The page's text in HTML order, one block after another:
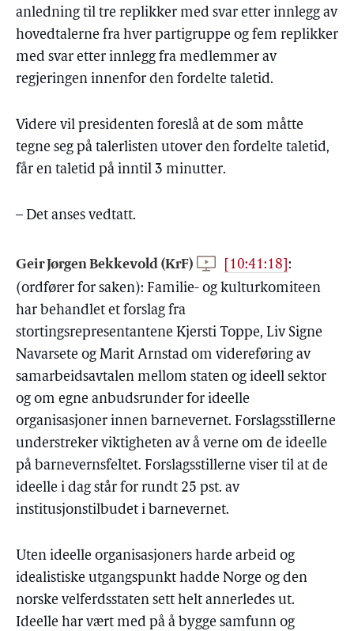
anledning til tre replikker med svar etter innlegg av
hovedtalerne fra hver partigruppe og fem replikker
med svar etter innlegg fra medlemmer av
regjeringen innenfor den fordelte taletid.
Videre vil presidenten foreslå at de som måtte
tegne seg på talerlisten utover den fordelte taletid,
får en taletid på inntil 3 minutter.
– Det anses vedtatt.
Geir Jørgen Bekkevold (KrF) [10:41:18] :
(ordfører for saken): Familie- og kulturkomiteen
har behandlet et forslag fra
stortingsrepresentantene Kjersti Toppe, Liv Signe
Navarsete og Marit Arnstad om videreføring av
samarbeidsavtalen mellom staten og ideell sektor
og om egne anbudsrunder for ideelle
organisasjoner innen barnevernet. Forslagsstillerne
understreker viktigheten av å verne om de ideelle
på barnevernsfeltet. Forslagsstillerne viser til at de
ideelle i dag står for rundt 25 pst. av
institusjonstilbudet i barnevernet.
Uten ideelle organisasjoners harde arbeid og
idealistiske utgangspunkt hadde Norge og den
norske velferdsstaten sett helt annerledes ut.
Ideelle har vært med på å bygge samfunn og